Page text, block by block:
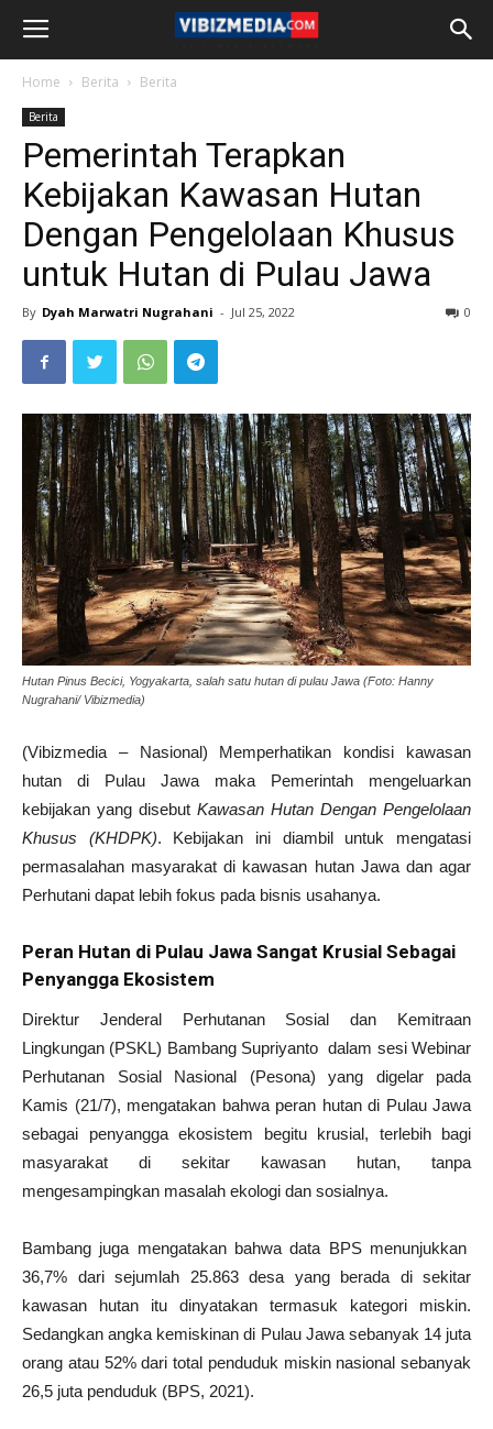
Home Berita Berita
Berita
Pemerintah Terapkan
Kebijakan Kawasan Hutan
Dengan Pengelolaan Khusus
untuk Hutan di Pulau Jawa
By Dyah Marwatri Nugrahani - Jul 25, 2022 0
Hutan Pinus Becici, Yogyakarta, salah satu hutan di pulau Jawa (Foto: Hanny
Nugrahani/ Vibizmedia)
(Vibizmedia – Nasional) Memperhatikan kondisi kawasan
hutan di Pulau Jawa maka Pemerintah mengeluarkan
kebijakan yang disebut Kawasan Hutan Dengan Pengelolaan
Khusus (KHDPK). Kebijakan ini diambil untuk mengatasi
permasalahan masyarakat di kawasan hutan Jawa dan agar
Perhutani dapat lebih fokus pada bisnis usahanya.
Peran Hutan di Pulau Jawa Sangat Krusial Sebagai
Penyangga Ekosistem
Direktur Jenderal Perhutanan Sosial dan Kemitraan
Lingkungan (PSKL) Bambang Supriyanto dalam sesi Webinar
Perhutanan Sosial Nasional (Pesona) yang digelar pada
Kamis (21/7), mengatakan bahwa peran hutan di Pulau Jawa
sebagai penyangga ekosistem begitu krusial, terlebih bagi
masyarakat di sekitar kawasan hutan, tanpa
mengesampingkan masalah ekologi dan sosialnya.
Bambang juga mengatakan bahwa data BPS menunjukkan
36,7% dari sejumlah 25.863 desa yang berada di sekitar
kawasan hutan itu dinyatakan termasuk kategori miskin.
Sedangkan angka kemiskinan di Pulau Jawa sebanyak 14 juta
orang atau 52% dari total penduduk miskin nasional sebanyak
26,5 juta penduduk (BPS, 2021).